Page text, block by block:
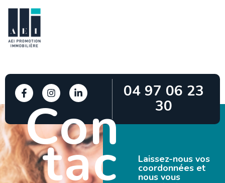
04 97 06 23
30
Con
tac Laissez-nous vos
coordonnées et
nous vous